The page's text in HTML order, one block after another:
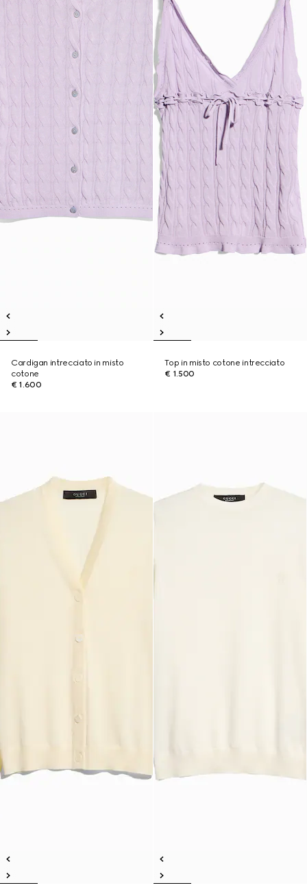
Cardigan intrecciato in misto
cotone
€ 1.600
Top in misto cotone intrecciato
€ 1.500